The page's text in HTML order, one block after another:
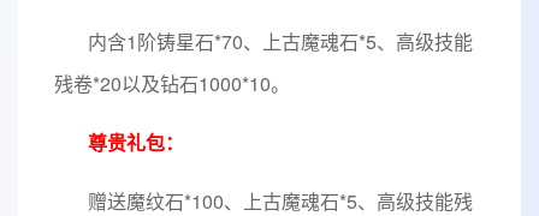
内含1阶铸星石*70、上古魔魂石*5、高级技能
残卷*20以及钻石1000*10。
尊贵礼包：
赠送魔纹石*100、上古魔魂石*5、高级技能残